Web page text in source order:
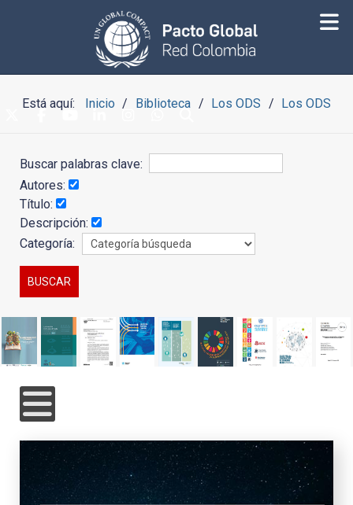
Está aquí: Inicio Biblioteca Los ODS Los ODS
Buscar palabras clave:
Autores:
Título:
Descripción:
Categoría: